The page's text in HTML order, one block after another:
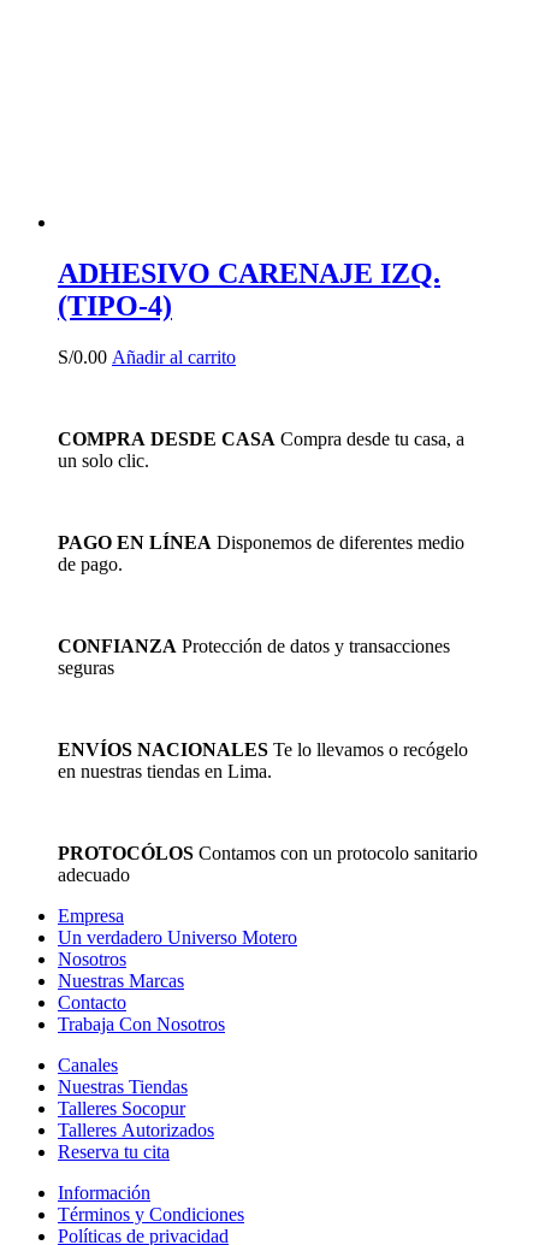
ADHESIVO CARENAJE IZQ.
(TIPO-4)
S/0.00 Añadir al carrito
COMPRA DESDE CASA Compra desde tu casa, a
un solo clic.
PAGO EN LÍNEA Disponemos de diferentes medio
de pago.
CONFIANZA Protección de datos y transacciones
seguras
ENVÍOS NACIONALES Te lo llevamos o recógelo
en nuestras tiendas en Lima.
PROTOCÓLOS Contamos con un protocolo sanitario
adecuado
Empresa
Un verdadero Universo Motero
Nosotros
Nuestras Marcas
Contacto
Trabaja Con Nosotros
Canales
Nuestras Tiendas
Talleres Socopur
Talleres Autorizados
Reserva tu cita
Información
Términos y Condiciones
Políticas de privacidad